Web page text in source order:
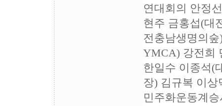
연대회의 안정
현주 금홍섭(대
전충남생명의
YMCA) 강전희
한일수 이종석(
장) 김규복 이
민주화운동계